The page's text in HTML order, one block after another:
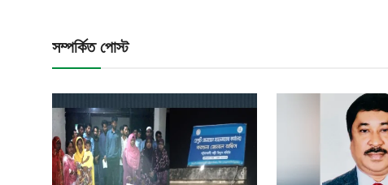
সম্পর্কিত পোস্ট